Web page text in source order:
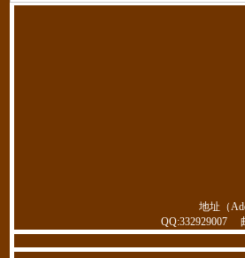
地址（
QQ:332929007